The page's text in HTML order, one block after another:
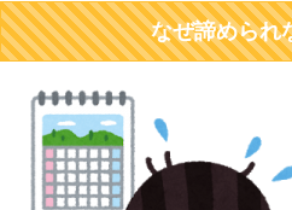
なぜ諦められ